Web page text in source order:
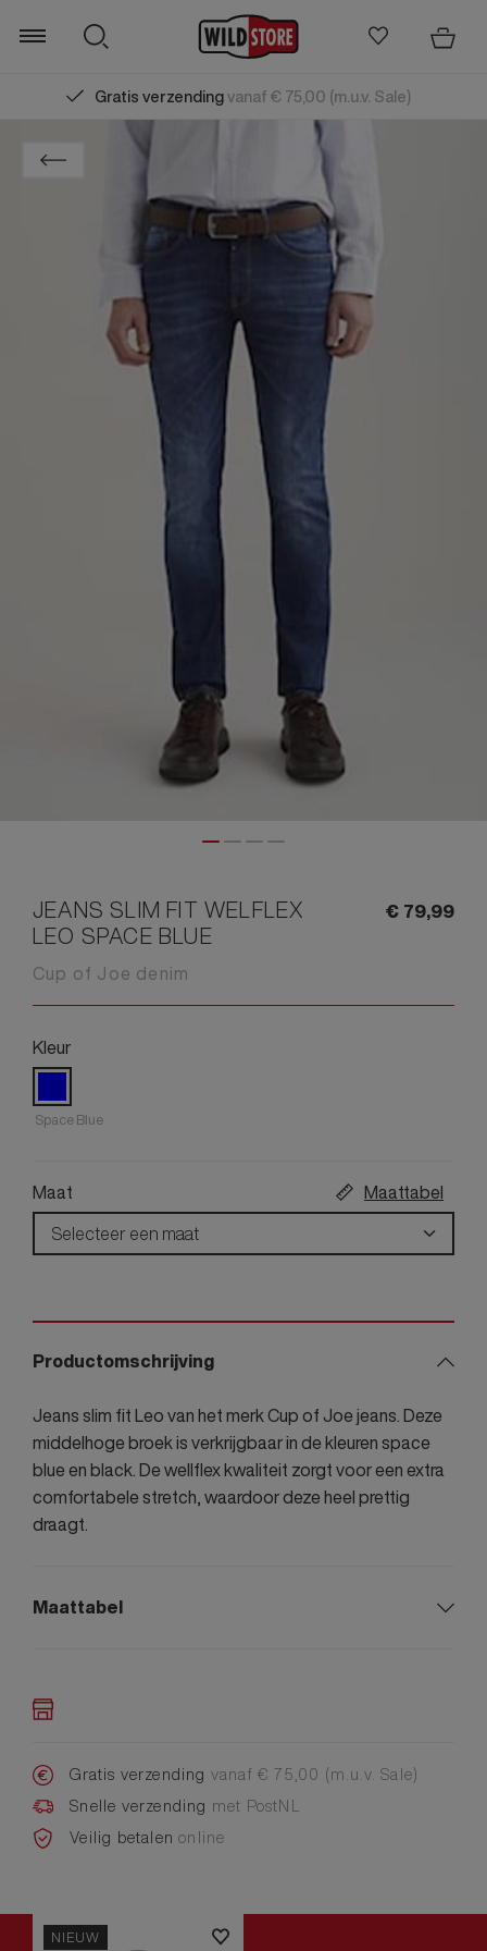
Gratis verzendingvanaf € 75,00 (m.u.v. Sale)
Zoeken
JEANS SLIM FIT WELFLEX
LEO SPACE BLUE
Cup of Joe denim
€ 79,99
Kleur
Space Blue
Maat
Maattabel
Selecteer een maat
Productomschrijving
Jeans slim fit Leo van het merk Cup of Joe jeans. Deze
middelhoge broek is verkrijgbaar in de kleuren space
blue en black. De wellflex kwaliteit zorgt voor een extra
comfortabele stretch, waardoor deze heel prettig
draagt.
Maattabel
Gratis verzending vanaf € 75,00 (m.u.v. Sale)
Snelle verzending met PostNL
Veilig betalenonline
NIEUW